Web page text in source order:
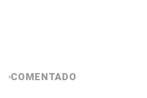
COMENTADO